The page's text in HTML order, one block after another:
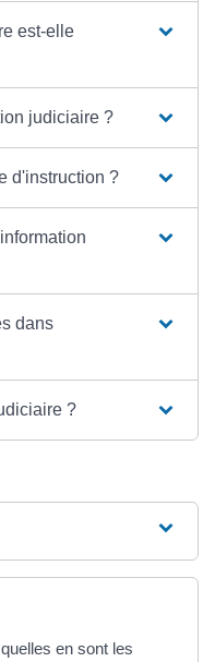
est-elle
judiciaire ?
d'instruction ?
dans
?
en sont les